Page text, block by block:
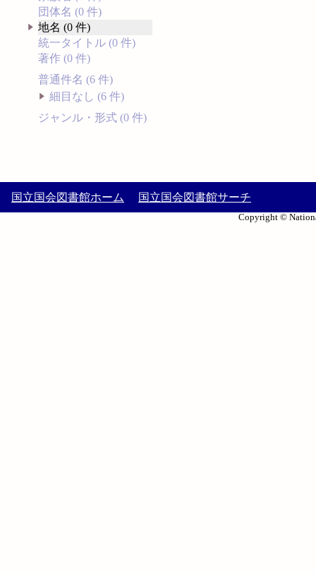
団体名 (0 件)
地名 (0 件)
統一タイトル (0 件)
著作 (0 件)
普通件名 (6 件)
細目なし (6 件)
ジャンル・形式 (0 件)
国立国会図書館ホーム 国立国会図書館サーチ
Copyright ©